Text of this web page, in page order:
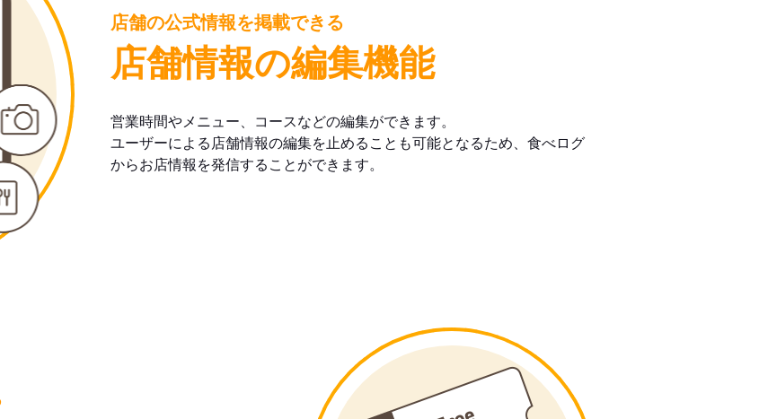
店舗の公式情報を掲載できる
店舗情報の編集機能
営業時間やメニュー、コースなどの編集ができます。
ユーザーによる店舗情報の編集を止めることも可能となるため、食べログ
からお店情報を発信することができます。